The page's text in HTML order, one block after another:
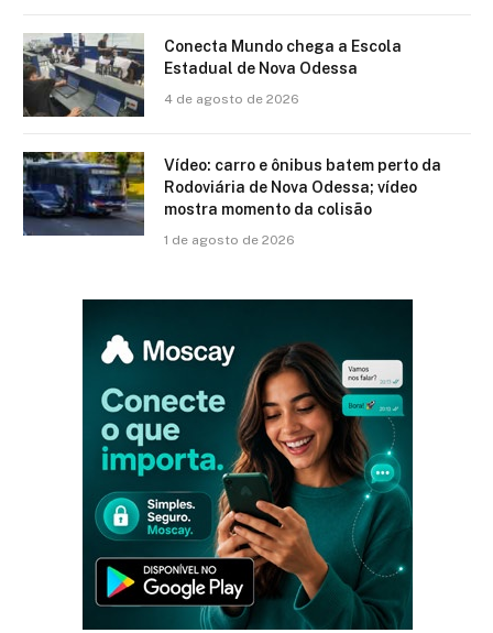
Conecta Mundo chega a Escola
Estadual de Nova Odessa
4 de agosto de 2026
Vídeo: carro e ônibus batem perto da
Rodoviária de Nova Odessa; vídeo
mostra momento da colisão
1 de agosto de 2026